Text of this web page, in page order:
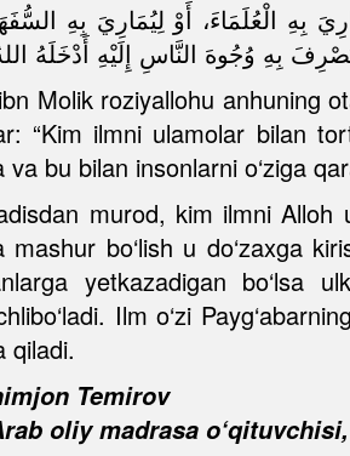
أَوْ لِيُمَارِيَ بِهِ
بِهِ وُجُوهَ النَّاسِ إِلَيْهِ أَدْخَلَهُ اللهُ
Molik roziyallohu anhuning
“Kim ilmni ulamolar bilan
va bu bilan insonlarni o‘ziga
murod, kim ilmni Alloh
mashur bo‘lish u do‘zaxga
yetkazadigan bo‘lsa
Ilm o‘zi
qiladi.
Temirov
oliy madrasa o‘qituvchisi,